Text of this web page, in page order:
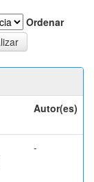
Ordenar
Autor(es)
-